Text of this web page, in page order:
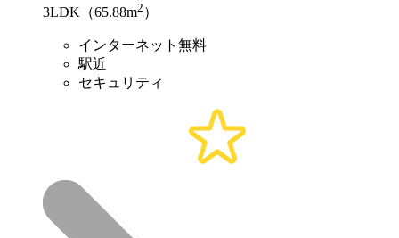
3LDK（65.88m2 ）
インターネット無料
駅近
セキュリティ